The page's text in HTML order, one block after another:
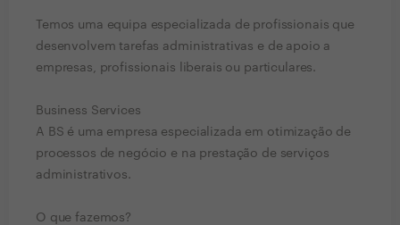
Temos uma equipa especializada de profissionais que
desenvolvem tarefas administrativas e de apoio a
empresas, profissionais liberais ou particulares.
Business Services
A BS é uma empresa especializada em otimização de
processos de negócio e na prestação de serviços
administrativos.
O que fazemos?